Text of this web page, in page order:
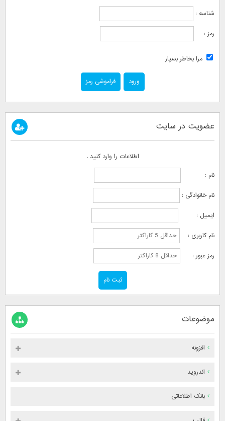
شناسه :
رمز :
مرا بخاطر بسپار
فراموشی رمز
عضویت در سایت
اطلاعات را وارد کنید .
نام :
نام خانوادگی :
ایمیل :
نام کاربری :
رمز عبور :
موضوعات
افزونه
اندروید
بانک اطلاعاتی